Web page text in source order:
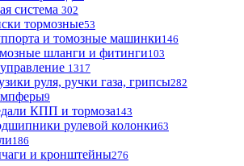
система 302
тормозные53
и томозные машинки146
шланги и фитинги103
1317
руля, ручки газа, грипсы282
9
КПП и тормоза143
рулевой колонки63
186
и кронштейны276